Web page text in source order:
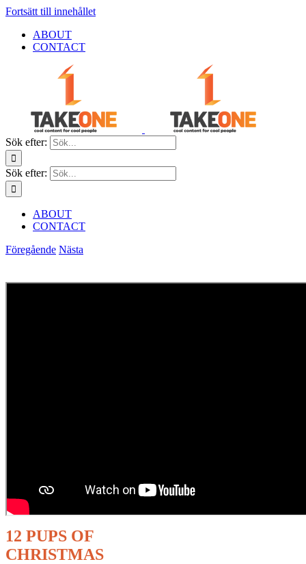
Fortsätt till innehållet
ABOUT
CONTACT
Sök efter:
Sök efter:
ABOUT
CONTACT
Föregående Nästa
12 PUPS OF
CHRISTMAS